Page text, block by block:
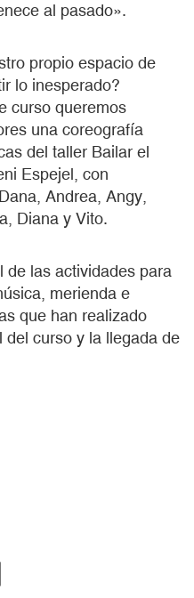
al pasado».
propio espacio de
lo inesperado?
curso queremos
una coreografía
del taller Bailar el
Espejel, con
Andrea, Angy,
Diana y Vito.
de las actividades para
merienda e
que han realizado
curso y la llegada de